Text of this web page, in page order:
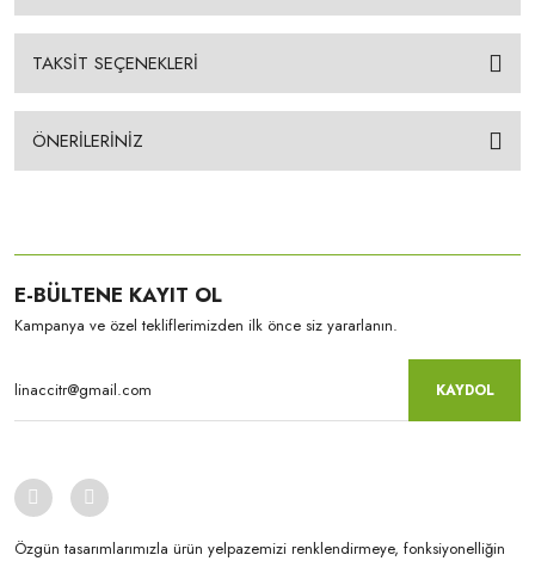
TAKSİT SEÇENEKLERİ
ÖNERİLERİNİZ
E-BÜLTENE KAYIT OL
Kampanya ve özel tekliflerimizden ilk önce siz yararlanın.
KAYDOL
Özgün tasarımlarımızla ürün yelpazemizi renklendirmeye, fonksiyonelliğin